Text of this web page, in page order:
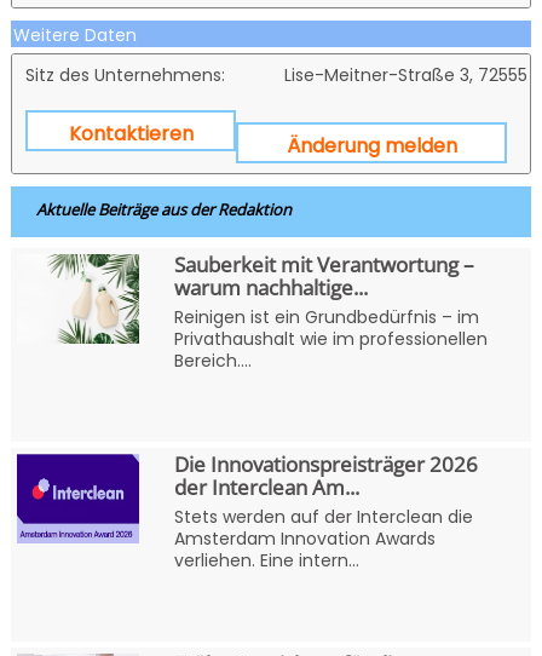
Weitere Daten
Sitz des Unternehmens:
Lise-Meitner-Straße 3, 72555
Kontaktieren Änderung melden
Aktuelle Beiträge aus der Redaktion
Sauberkeit mit Verantwortung –
warum nachhaltige...
Reinigen ist ein Grundbedürfnis – im
Privathaushalt wie im professionellen
Bereich....
Die Innovationspreisträger 2026
der Interclean Am...
Stets werden auf der Interclean die
Amsterdam Innovation Awards
verliehen. Eine intern...